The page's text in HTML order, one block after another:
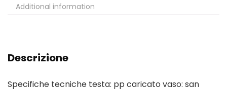
Additional information
Descrizione
Specifiche tecniche testa: pp caricato vaso: san